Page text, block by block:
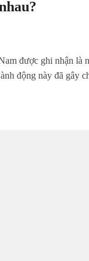
được ghi nhận là
động này đã